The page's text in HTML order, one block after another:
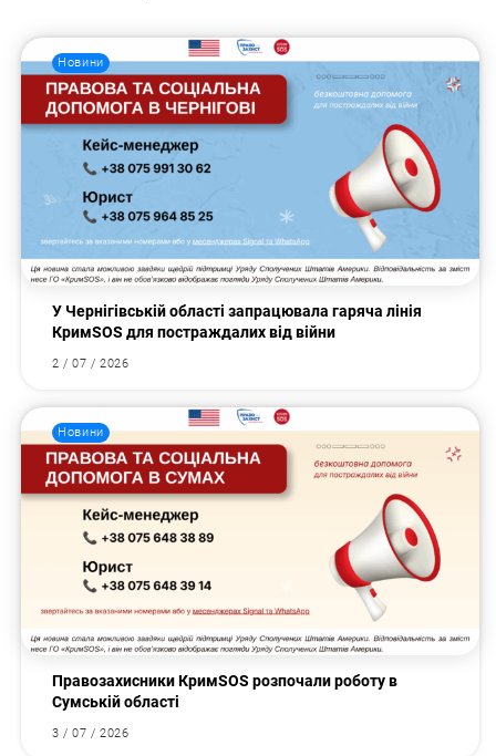
Новини
У Чернігівській області запрацювала гаряча лінія
КримSOS для постраждалих від війни
2 / 07 / 2026
Новини
Правозахисники КримSOS розпочали роботу в
Сумській області
3 / 07 / 2026